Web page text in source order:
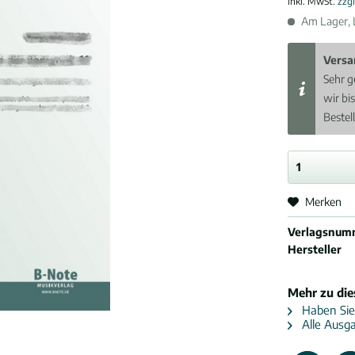
Am Lager,
Sehr
wir
Merken
Hersteller
Mehr zu
Haben
Alle